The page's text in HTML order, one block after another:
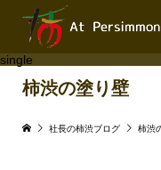
single
柿渋の塗り壁
社長の柿渋ブログ 柿渋